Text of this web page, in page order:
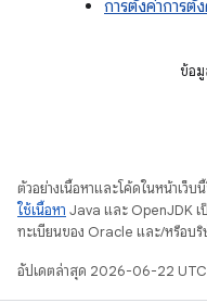
การตั้งค่าการตั้
ข้อ
ตัวอย่างเนื้อหาและโค้ดในหน้าเว็
ใช้เนื้อหา Java และ OpenJDK เ
ทะเบียนของ Oracle และ/หรือบริ
อัปเดตล่าสุด 2026-06-22 UTC